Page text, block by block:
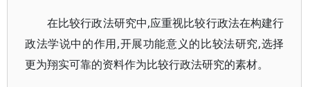
在比较行政法研究中,应重视比较行政法在构建行
政法学说中的作用,开展功能意义的比较法研究,选择
更为翔实可靠的资料作为比较行政法研究的素材。